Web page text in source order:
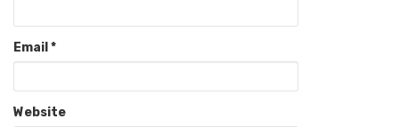
Email *
Website